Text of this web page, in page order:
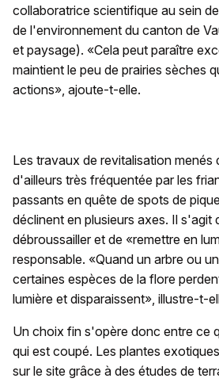
collaboratrice scientifique au sein
de l'environnement du canton de
et paysage). «Cela peut paraître
maintient le peu de prairies sèches
actions», ajoute-t-elle.
Les travaux de revitalisation menés
d'ailleurs très fréquentée par les
passants en quête de spots de
déclinent en plusieurs axes. Il s'agit
débroussailler et de «remettre en
responsable. «Quand un arbre ou
certaines espèces de la flore
lumière et disparaissent», illustre-t-
Un choix fin s'opère donc entre ce
qui est coupé. Les plantes
sur le site grâce à des études de